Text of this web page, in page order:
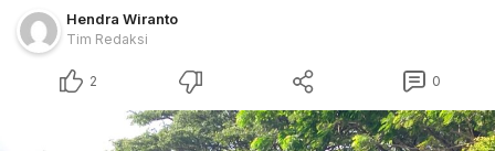
Hendra Wiranto
Tim Redaksi
2 0